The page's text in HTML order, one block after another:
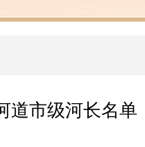
道市级河长名单